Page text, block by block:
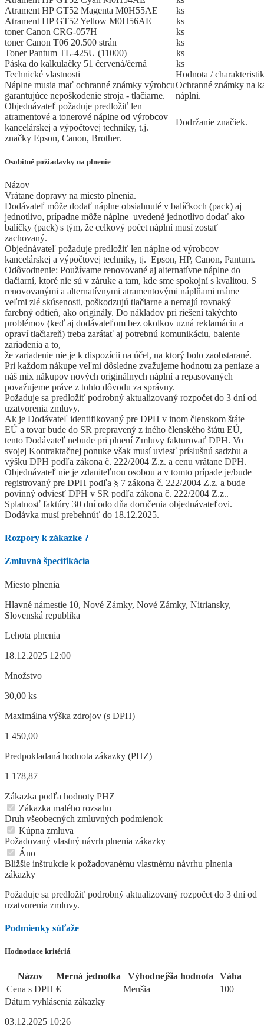
Atrament HP GT52 Magenta M0H55AE
ks
Atrament HP GT52 Yellow M0H56AE
ks
toner Canon CRG-057H
ks
toner Canon T06 20.500 strán
ks
Toner Pantum TL-425U (11000)
ks
Páska do kalkulačky 51 červená/černá
ks
Technické vlastnosti
Hodnota /
Náplne musia mať ochranné známky výrobcu
garantujúce nepoškodenie stroja - tlačiarne.
Ochranné známky na
náplni.
Objednávateľ požaduje predložiť len
atramentové a tonerové náplne od výrobcov
kancelárskej a výpočtovej techniky, t.j.
značky Epson, Canon, Brother.
Dodržanie značiek.
Osobitné požiadavky na plnenie
Názov
Vrátane dopravy na miesto plnenia.
Dodávateľ môže dodať náplne obsiahnuté v balíčkoch (pack) aj
jednotlivo, prípadne môže náplne uvedené jednotlivo dodať ako
balíčky (pack) s tým, že celkový počet náplní musí zostať
zachovaný.
Objednávateľ požaduje predložiť len náplne od výrobcov
kancelárskej a výpočtovej techniky, tj. Epson, HP, Canon, Pantum.
Odôvodnenie: Používame renovované aj alternatívne náplne do
tlačiarní, ktoré nie sú v záruke a tam, kde sme spokojní s kvalitou. S
renovovanými a alternatívnymi atramentovými náplňami máme
veľmi zlé skúsenosti, poškodzujú tlačiarne a nemajú rovnaký
farebný odtieň, ako originály. Do nákladov pri riešení takýchto
problémov (keď aj dodávateľom bez okolkov uzná reklamáciu a
opraví tlačiareň) treba zarátať aj potrebnú komunikáciu, balenie
zariadenia a to,
že zariadenie nie je k dispozícii na účel, na ktorý bolo zaobstarané.
Pri každom nákupe veľmi dôsledne zvažujeme hodnotu za peniaze a
náš mix nákupov nových originálnych náplní a repasovaných
považujeme práve z tohto dôvodu za správny.
Požaduje sa predložiť podrobný aktualizovaný rozpočet do 3 dní od
uzatvorenia zmluvy.
Ak je Dodávateľ identifikovaný pre DPH v inom členskom štáte
EÚ a tovar bude do SR prepravený z iného členského štátu EÚ,
tento Dodávateľ nebude pri plnení Zmluvy fakturovať DPH. Vo
svojej Kontraktačnej ponuke však musí uviesť príslušnú sadzbu a
výšku DPH podľa zákona č. 222/2004 Z.z. a cenu vrátane DPH.
Objednávateľ nie je zdaniteľnou osobou a v tomto prípade je/bude
registrovaný pre DPH podľa § 7 zákona č. 222/2004 Z.z. a bude
povinný odviesť DPH v SR podľa zákona č. 222/2004 Z.z..
Splatnosť faktúry 30 dní odo dňa doručenia objednávateľovi.
Dodávka musí prebehnúť do 18.12.2025.
Rozpory k zákazke ?
Zmluvná špecifikácia
Miesto plnenia
Hlavné námestie 10, Nové Zámky, Nové Zámky, Nitriansky,
Slovenská republika
Lehota plnenia
18.12.2025 12:00
Množstvo
30,00 ks
Maximálna výška zdrojov (s DPH)
1 450,00
Predpokladaná hodnota zákazky (PHZ)
1 178,87
Zákazka podľa hodnoty PHZ
Zákazka malého rozsahu
Druh všeobecných zmluvných podmienok
Kúpna zmluva
Požadovaný vlastný návrh plnenia zákazky
Áno
Bližšie inštrukcie k požadovanému vlastnému návrhu plnenia
zákazky
Požaduje sa predložiť podrobný aktualizovaný rozpočet do 3 dní od
uzatvorenia zmluvy.
Podmienky súťaže
Hodnotiace kritériá
Názov Merná jednotka Výhodnejšia hodnota
Váha
Cena s DPH € Menšia
100
Dátum vyhlásenia zákazky
03.12.2025 10:26